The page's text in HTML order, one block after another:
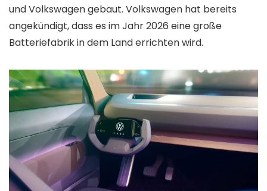
und Volkswagen gebaut. Volkswagen hat bereits
angekündigt, dass es im Jahr 2026 eine große
Batteriefabrik in dem Land errichten wird.